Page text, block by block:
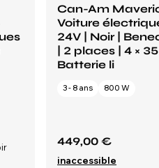
Can-Am
Voiture
24V | Noir |
| 2 places | 4 ×
Batterie li
3 - 8 ans 800 W
449,00 €
inaccessible